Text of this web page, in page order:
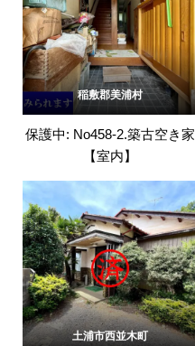
稲敷郡美浦村
保護中: No458-2.築古空き家
【室内】
土浦市西並木町